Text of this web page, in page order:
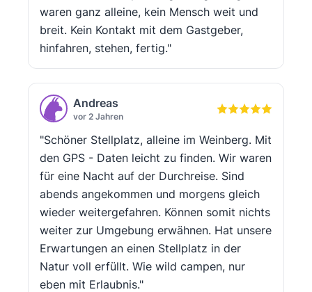
waren ganz alleine, kein Mensch weit und
breit. Kein Kontakt mit dem Gastgeber,
hinfahren, stehen, fertig."
Andreas
vor 2 Jahren
"Schöner Stellplatz, alleine im Weinberg. Mit
den GPS - Daten leicht zu finden. Wir waren
für eine Nacht auf der Durchreise. Sind
abends angekommen und morgens gleich
wieder weitergefahren. Können somit nichts
weiter zur Umgebung erwähnen. Hat unsere
Erwartungen an einen Stellplatz in der
Natur voll erfüllt. Wie wild campen, nur
eben mit Erlaubnis."